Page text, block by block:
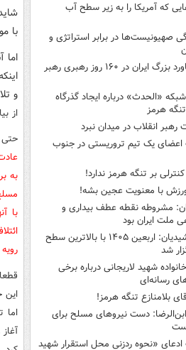
که آمریکا را به زیر سطح آب
صهیونیست‌ها در برابر استراتژی و
۶ دستاورد بزرگ ایران در ۱۶۰ روز رهبری رهبر
«الحدث» درباره ایجاد گذرگاه
هرمز
رهبر انقلاب در میدان نبرد
اعضای یک تیم تروریستی در جنوب
بر تنگه هرمز ندارد!
با معنویت عجین بشه!
مشروطه نقطه عطف بیداری و
ملت ایران بود
پورجمشیدیان: اربعین ۱۴۰۵ با بالاترین سطح
شد
شهید لاریجانی درباره برخی
رسانه‌ای
بلامنازع تنگه هرمز!
دست نیروهای مسلح برای
«نحوه ردزنی محل استقرار شهید
با
اما
و
از
با
این
اما